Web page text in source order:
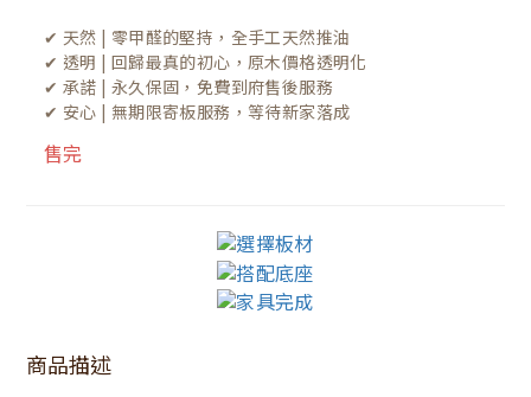
✔ 天然 | 零甲醛的堅持，全手工天然推油
✔ 透明 | 回歸最真的初心，原木價格透明化
✔ 承諾 | 永久保固，免費到府售後服務
✔ 安心 | 無期限寄板服務，等待新家落成
售完
商品描述